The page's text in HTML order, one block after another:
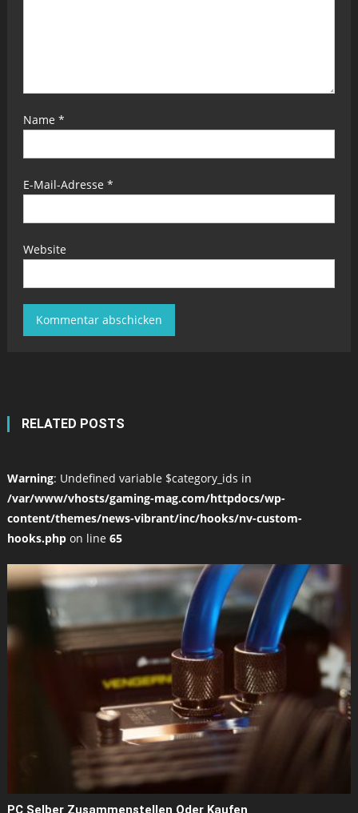
Name *
E-Mail-Adresse *
Website
RELATED POSTS
Warning: Undefined variable $category_ids in
/var/www/vhosts/gaming-mag.com/httpdocs/wp-
content/themes/news-vibrant/inc/hooks/nv-custom-
hooks.phpon line 65
PC Selber Zusammenstellen Oder Kaufen